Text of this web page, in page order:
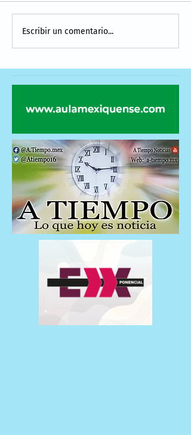
Escribir un comentario...